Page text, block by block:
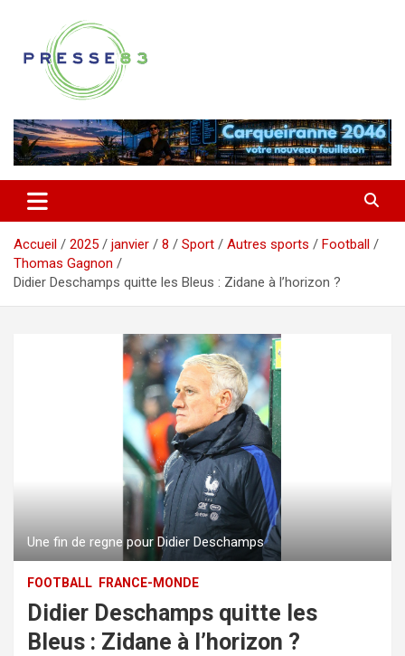
contenu
Presse 83
Accueil 2025 janvier 8 Sport Autres sports
Football
Thomas Gagnon
Didier Deschamps quitte les Bleus : Zidane à l’horizon ?
Une fin de regne pour Didier Deschamps
FOOTBALL FRANCE-MONDE
Didier Deschamps quitte les
Bleus : Zidane à l’horizon ?